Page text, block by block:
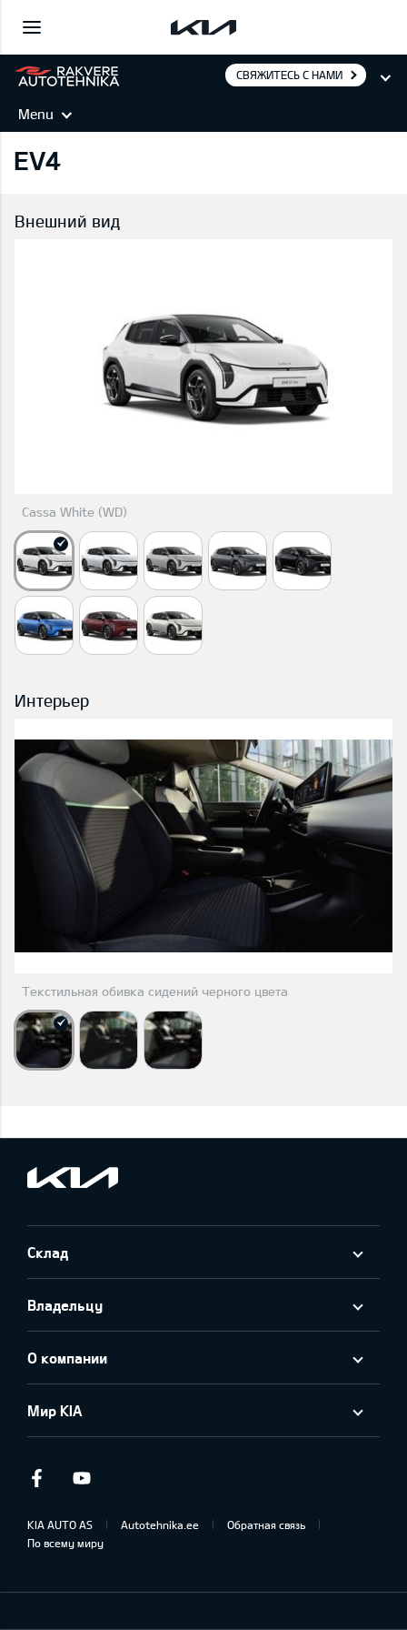
СВЯЖИТЕСЬ С НАМИ
Menu
EV4
Внешний вид
Cassa White (WD)
Интерьер
Текстильная обивка сидений черного цвета
Склад
Владельцу
О компании
Мир KIA
Facebook
KIA AUTO AS Autotehnika.ee
Обратная связь
По всему миру